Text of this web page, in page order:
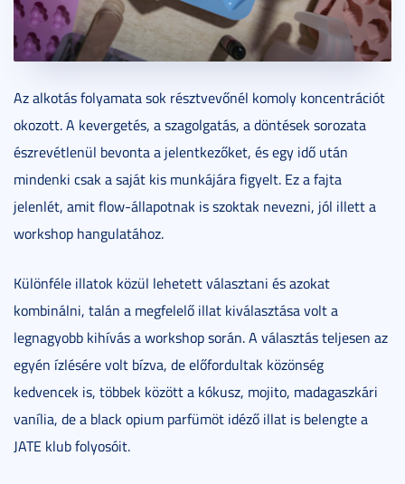
Az alkotás folyamata sok résztvevőnél komoly koncentrációt
okozott. A kevergetés, a szagolgatás, a döntések sorozata
észrevétlenül bevonta a jelentkezőket, és egy idő után
mindenki csak a saját kis munkájára figyelt. Ez a fajta
jelenlét, amit flow-állapotnak is szoktak nevezni, jól illett a
workshop hangulatához.
Különféle illatok közül lehetett választani és azokat
kombinálni, talán a megfelelő illat kiválasztása volt a
legnagyobb kihívás a workshop során. A választás teljesen az
egyén ízlésére volt bízva, de előfordultak közönség
kedvencek is, többek között a kókusz, mojito, madagaszkári
vanília, de a black opium parfümöt idéző illat is belengte a
JATE klub folyosóit.